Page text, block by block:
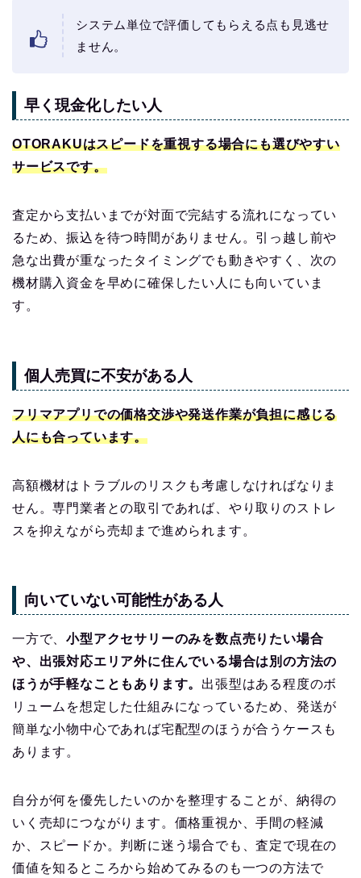
システム単位で評価してもらえる点も見逃せ
ません。
早く現金化したい人
OTORAKUはスピードを重視する場合にも選びやすい
サービスです。
査定から支払いまでが対面で完結する流れになってい
るため、振込を待つ時間がありません。引っ越し前や
急な出費が重なったタイミングでも動きやすく、次の
機材購入資金を早めに確保したい人にも向いていま
す。
個人売買に不安がある人
フリマアプリでの価格交渉や発送作業が負担に感じる
人にも合っています。
高額機材はトラブルのリスクも考慮しなければなりま
せん。専門業者との取引であれば、やり取りのストレ
スを抑えながら売却まで進められます。
向いていない可能性がある人
一方で、小型アクセサリーのみを数点売りたい場合
や、出張対応エリア外に住んでいる場合は別の方法の
ほうが手軽なこともあります。 出張型はある程度のボ
リュームを想定した仕組みになっているため、発送が
簡単な小物中心であれば宅配型のほうが合うケースも
あります。
自分が何を優先したいのかを整理することが、納得の
いく売却につながります。価格重視か、手間の軽減
か、スピードか。判断に迷う場合でも、査定で現在の
価値を知るところから始めてみるのも一つの方法で